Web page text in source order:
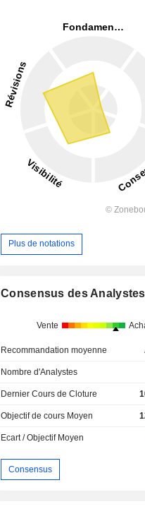
Plus de notations
Consensus des Analystes
Vente
Recommandation moyenne
Nombre d'Analystes
Dernier Cours de Cloture
Objectif de cours Moyen
Ecart / Objectif Moyen
Consensus